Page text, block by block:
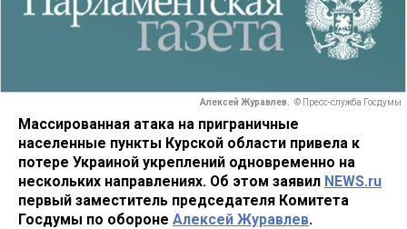
Алексей Журавлев. © Пресс-служба Госдумы
Массированная атака на приграничные
населенные пункты Курской области привела к
потере Украиной укреплений одновременно на
нескольких направлениях. Об этом заявил NEWS.ru
первый заместитель председателя Комитета
Госдумы по обороне Алексей Журавлев.